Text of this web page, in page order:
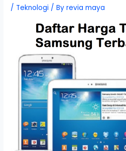
/ Teknologi / Byrevia maya